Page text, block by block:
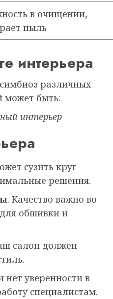
в очищении,
пыль
интерьера
различных
может быть:
интерьер
сузить круг
решения.
. Качество важно во
обшивки и
салон должен
нет уверенности в
специалистам.